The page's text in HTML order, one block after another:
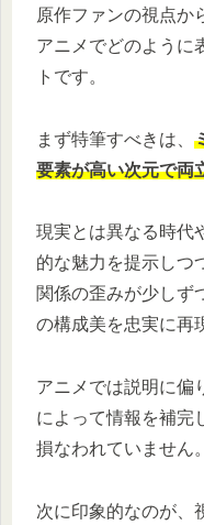
原作ファンの視点か
アニメでどのように
トです。
まず特筆すべきは、
要素が高い次元で両
現実とは異なる時代
的な魅力を提示しつ
関係の歪みが少しず
の構成美を忠実に再
アニメでは説明に偏
によって情報を補完
損なわれていません。
次に印象的なのが、